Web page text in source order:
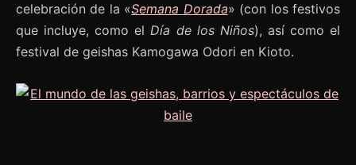
celebración de la «Semana Dorada» (con los festivos
que incluye, como elDía de los Niños), así como el
festival de geishas Kamogawa Odori en Kioto.